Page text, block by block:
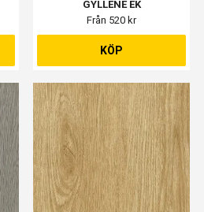
GYLLENE EK
Från 520 kr
KÖP